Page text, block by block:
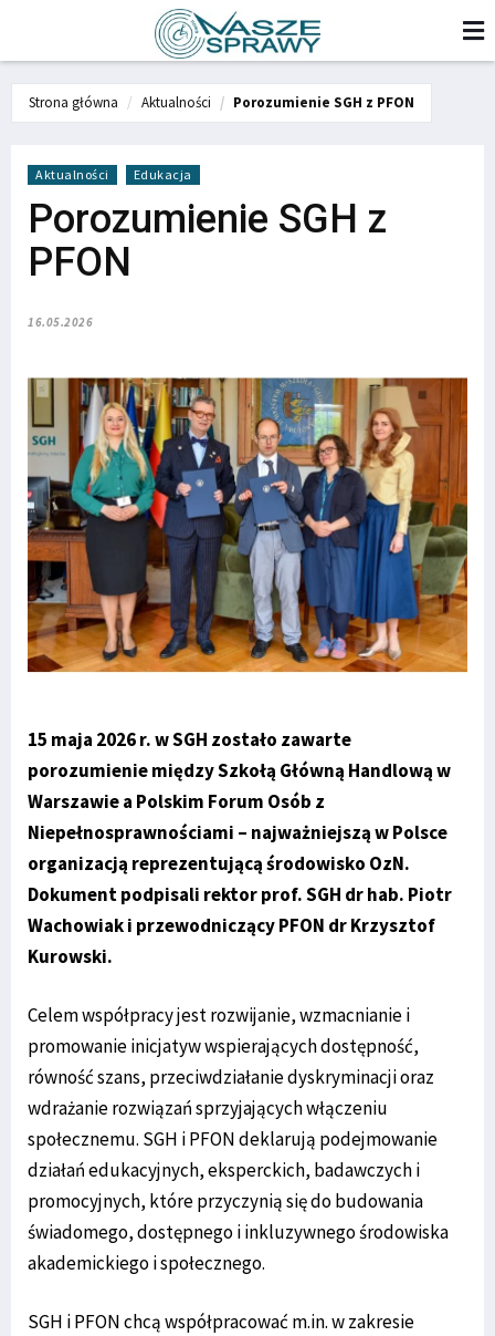
Strona główna Aktualności Porozumienie SGH z PFON
Aktualności Edukacja
Porozumienie SGH z
PFON
16.05.2026
15 maja 2026 r. w SGH zostało zawarte
porozumienie między Szkołą Główną Handlową w
Warszawie a Polskim Forum Osób z
Niepełnosprawnościami – najważniejszą w Polsce
organizacją reprezentującą środowisko OzN.
Dokument podpisali rektor prof. SGH dr hab. Piotr
Wachowiak i przewodniczący PFON dr Krzysztof
Kurowski.
Celem współpracy jest rozwijanie, wzmacnianie i
promowanie inicjatyw wspierających dostępność,
równość szans, przeciwdziałanie dyskryminacji oraz
wdrażanie rozwiązań sprzyjających włączeniu
społecznemu. SGH i PFON deklarują podejmowanie
działań edukacyjnych, eksperckich, badawczych i
promocyjnych, które przyczynią się do budowania
świadomego, dostępnego i inkluzywnego środowiska
akademickiego i społecznego.
SGH i PFON chcą współpracować m.in. w zakresie